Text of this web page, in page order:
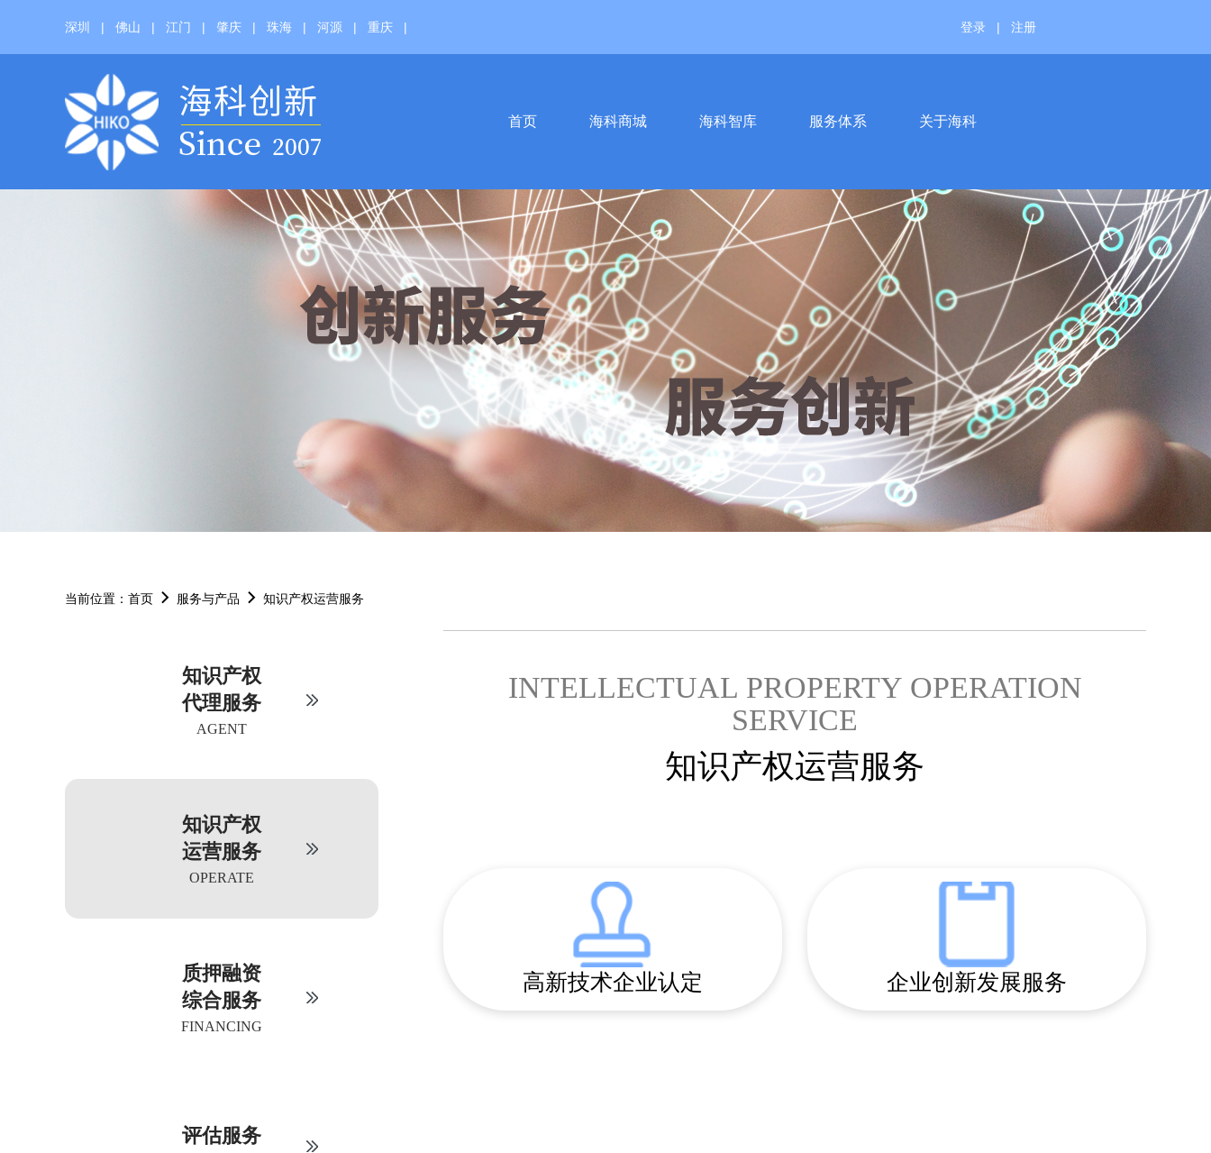
深圳 | 佛山 | 江门 | 肇庆 | 珠海 | 河源 | 重庆 | 登录 | 注册
首页 海科商城 海科智库 服务体系 关于海科
当前位置： 首页 服务与产品 知识产权运营服务
知识产权
代理服务
AGENT
知识产权
运营服务
OPERATE
质押融资
综合服务
FINANCING
评估服务
INTELLECTUAL PROPERTY OPERATION
SERVICE
知识产权运营服务
高新技术企业认定 企业创新发展服务